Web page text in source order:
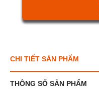
CHI TIẾT SẢN PHẨM
THÔNG SỐ SẢN PHẨM